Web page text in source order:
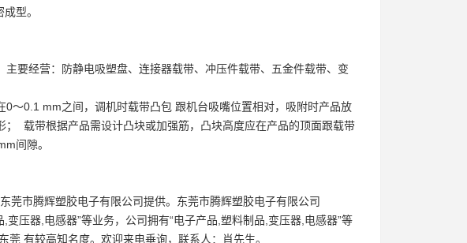
型。
主要经营：防静电吸塑盘、连接器载带、冲压件载带、五金件载带、变
～0.1 mm之间，调机时载带凸包 跟机台吸嘴位置相对，吸附时产品放
； 载带根据产品需设计凸块或加强筋，凸块高度应在产品的顶面跟载带
间隙。
莞市腾辉塑胶电子有限公司提供。东莞市腾辉塑胶电子有限公司
变压器,电感器”等业务，公司拥有“电子产品,塑料制品,变压器,电感器”等
有较高知名度。欢迎来电垂询，联系人：肖先生。